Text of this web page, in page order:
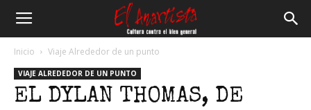
Anartista
Inicio Viaje Alrededor de un punto
VIAJE ALREDEDOR DE UN PUNTO
EL DYLAN THOMAS, DE